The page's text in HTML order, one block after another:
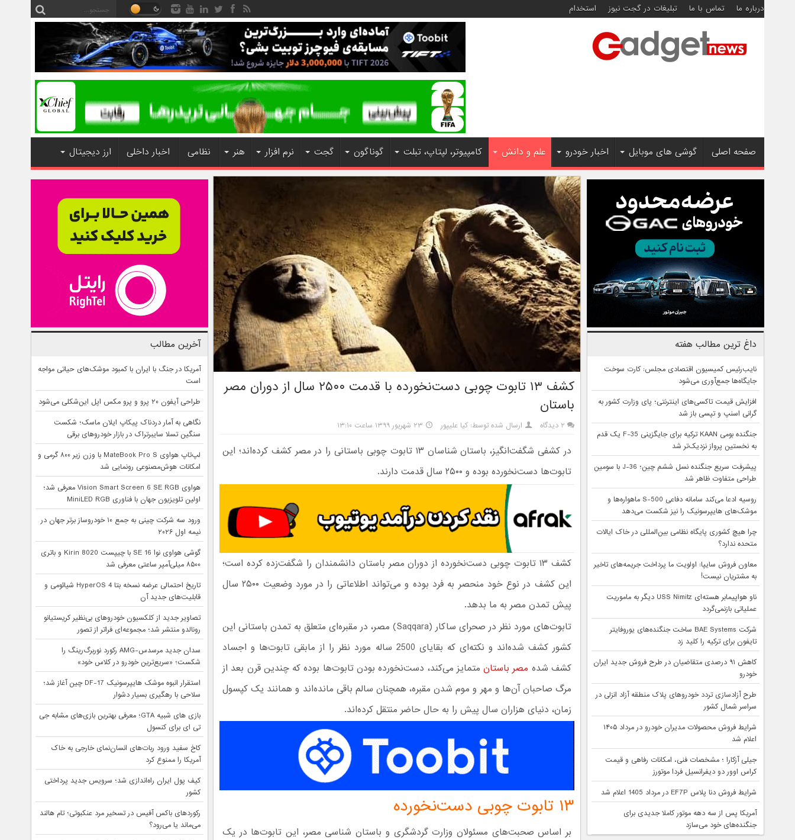
درباره ما تماس با ما تبلیغات در گجت نیوز استخدام
صفحه اصلی گوشی های موبایل اخبار خودرو علم و دانش کامپیوتر، لپتاپ، تبلت گوناگون گجت نرم افزار هنر نظامی اخبار داخلی ارز دیجیتال
کشف ۱۳ تابوت چوبی دست‌نخورده با قدمت ۲۵۰۰ سال از دوران مصر
باستان
۲ دیدگاه ارسال شده توسط: کیا علیپور ۲۳ شهریور ۱۳۹۹ ساعت ۱۳:۱۰
در کشفی شگفت‌انگیز، باستان شناسان ۱۳ تابوت چوبی باستانی را در مصر کشف کرده‌اند؛ این
تابوت‌ها دست‌نخورده بوده و ۲۵۰۰ سال قدمت دارند.
کشف ۱۳ تابوت چوبی دست‌نخورده از دوران مصر باستان دانشمندان را شگفت‌زده کرده است؛
این کشف در نوع خود منحصر به فرد بوده و می‌تواند اطلاعاتی را در مورد وضعیت ۲۵۰۰ سال
پیش تمدن مصر به ما بدهد.
تابوت‌های مورد نظر در صحرای ساکار (Saqqara) مصر، در مقبره‌ای متعلق به تمدن باستانی این
کشور کشف شده‌اند و نکته‌ای که بقایای 2500 ساله مورد نظر را از مابقی تابوت‌ها و اجساد
کشف شده مصر باستانمتمایز می‌کند، دست‌نخورده بودن تابوت‌ها بوده که چندین قرن بعد از
مرگ صاحبان آن‌ها و مهر و موم شدن مقبره، همچنان سالم باقی مانده‌اند و همانند یک کپسول
زمان، دنیای هزاران سال پیش را به حال حاضر منتقل کرده‌اند.
۱۳ تابوت چوبی دست‌نخورده
بر اساس صحبت‌های مسئولان وزارت گردشگری و باستان شناسی مصر، این تابوت‌ها در یک
داغ ترین مطالب هفته
نایب‌رئیس کمیسیون اقتصادی مجلس: کارت سوخت
جایگاه‌ها جمع‌آوری می‌شود
افزایش قیمت تاکسی‌های اینترنتی؛ پای وزارت کشور به
گرانی اسنپ و تپسی باز شد
جنگنده بومی KAAN ترکیه برای جایگزینی F-35 یک قدم
به نخستین پرواز نزدیک‌تر شد
پیشرفت سریع جنگنده نسل ششم چین؛ J-36 با سومین
طراحی متفاوت ظاهر شد
روسیه ادعا می‌کند سامانه دفاعی S-500 ماهواره‌ها و
موشک‌های هایپرسونیک را نیز شکست می‌دهد
چرا هیچ کشوری پایگاه نظامی بین‌المللی در خاک ایالات
متحده ندارد؟
معاون فروش سایپا: اولویت ما پرداخت جریمه‌های تاخیر
به مشتریان نیست!
ناو هواپیمابر هسته‌ای USS Nimitz دیگر به ماموریت
عملیاتی بازنمی‌گردد
شرکت BAE Systems ساخت جنگنده‌های یوروفایتر
تایفون برای ترکیه را کلید زد
کاهش ۹۱ درصدی متقاضیان در طرح فروش جدید ایران
خودرو
طرح آزادسازی تردد خودروهای پلاک منطقه آزاد انزلی در
سراسر شمال کشور
شرایط فروش محصولات مدیران خودرو در مرداد ۱۴۰۵
اعلام شد
جیلی آزکارا ؛ مشخصات فنی، امکانات رفاهی و قیمت
کراس اوور دو دیفرانسیل فردا موتورز
شرایط فروش دنا پلاس EF7P در مرداد 1405 اعلام شد
آمریکا پس از سه دهه موتور کاملا جدیدی برای
جنگنده‌های خود می‌سازد
آخرین مطالب
آمریکا در جنگ با ایران با کمبود موشک‌های حیاتی مواجه
است
طراحی آیفون ۲۰ پرو و پرو مکس اپل این‌شکلی می‌شود
نگاهی به آمار دردناک پیکاپ ایلان ماسک؛ شکست
سنگین تسلا سایبرتراک در بازار خودروهای برقی
لپ‌تاپ هواوی MateBook Pro S با وزن زیر ۸۰۰ گرمی و
امکانات هوش‌مصنوعی رونمایی شد
هواوی Vision Smart Screen 6 SE RGB معرفی شد؛
اولین تلویزیون جهان با فناوری MiniLED RGB
ورود سه شرکت چینی به جمع ۱۰ خودروساز برتر جهان در
نیمه اول ۲۰۲۶
گوشی هواوی نوا 16 SE با چیپست Kirin 8020 و باتری
۸۵۰۰ میلی‌آمپر ساعتی معرفی شد
تاریخ احتمالی عرضه نسخه بتا HyperOS 4 شیائومی و
قابلیت‌های جدید آن
تصاویر جدید از کلکسیون خودروهای بی‌نظیر کریستیانو
رونالدو منتشر شد؛ مجموعه‌ای فراتر از تصور
سدان جدید مرسدس-AMG رکورد نوربرگ‌رینگ را
شکست؛ «سریع‌ترین خودرو در کلاس خود»
استقرار انبوه موشک هایپرسونیک DF-17 چین آغاز شد؛
سلاحی با رهگیری بسیار دشوار
بازی های شبیه GTA؛ معرفی بهترین بازی‌های مشابه جی
تی ای برای کنسول
کاخ سفید ورود ربات‌های انسان‌نمای خارجی به خاک
آمریکا را ممنوع کرد
کیف پول ایران راه‌اندازی شد؛ سرویس جدید پرداختی
کشور
رکوردهای باکس آفیس در تسخیر مرد عنکبوتی؛ تام هالند
می‌ماند یا می‌رود؟